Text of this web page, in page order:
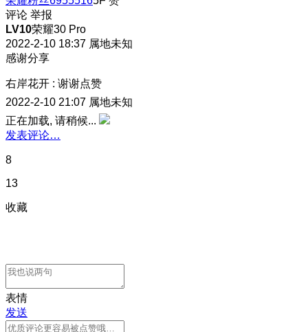
评论 举报
LV10荣耀30 Pro
2022-2-10 18:37 属地未知
感谢分享
右岸花开 : 谢谢点赞
2022-2-10 21:07 属地未知
正在加载, 请稍候...
发表评论…
8
13
收藏
表情
发送